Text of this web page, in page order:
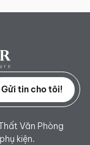
Gửi tin cho tôi!
Văn Phòng
kiện.